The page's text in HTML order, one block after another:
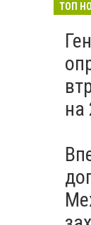
ТОП
на